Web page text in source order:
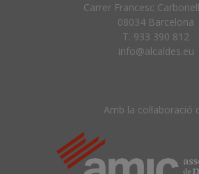
Carrer Francesc
08034 Barcelona
T. 933 390 812
info@alcaldes.eu
Amb la col·laboració